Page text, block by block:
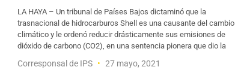
LA HAYA – Un tribunal de Países Bajos dictaminó que la
trasnacional de hidrocarburos Shell es una causante del cambio
climático y le ordenó reducir drásticamente sus emisiones de
dióxido de carbono (CO2), en una sentencia pionera que dio la
Corresponsal de IPS 27 mayo, 2021